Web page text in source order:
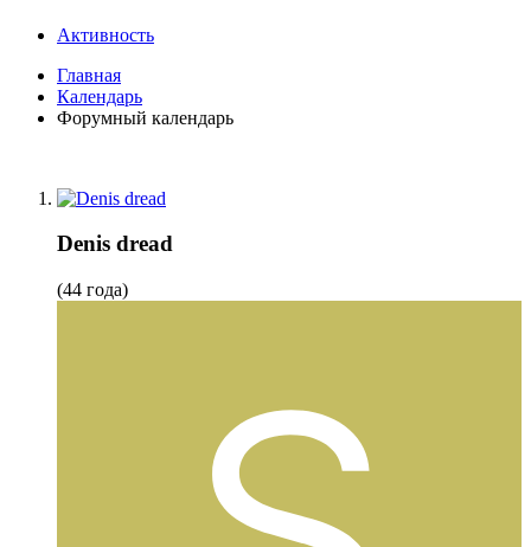
Активность
Главная
Календарь
Форумный календарь
Denis dread
(44 года)